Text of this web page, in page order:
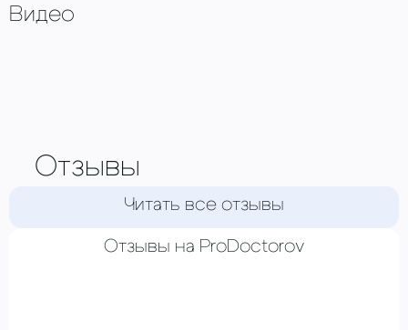
Видео
Отзывы
Отзывы на ProDoctorov
Читать все отзывы